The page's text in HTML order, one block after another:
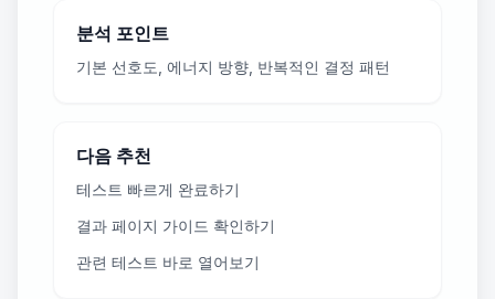
분석 포인트
기본 선호도, 에너지 방향, 반복적인 결정 패턴
다음 추천
테스트 빠르게 완료하기
결과 페이지 가이드 확인하기
관련 테스트 바로 열어보기